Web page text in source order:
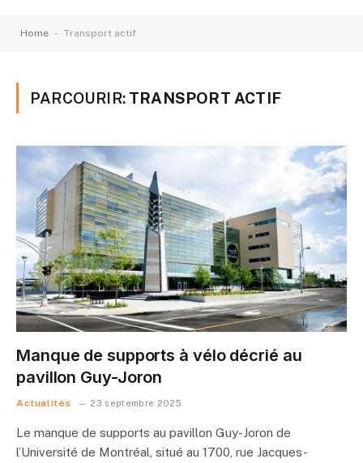
Home - Transport actif
PARCOURIR: TRANSPORT ACTIF
Manque de supports à vélo décrié au
pavillon Guy-Joron
Actualités 23 septembre 2025
Le manque de supports au pavillon Guy-Joron de
l’Université de Montréal, situé au 1700, rue Jacques-